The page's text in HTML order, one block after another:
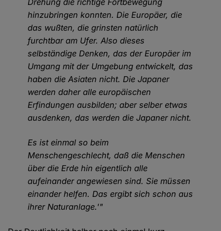
Drehung die richtige Fortbewegung
hinzubringen konnten. Die Europäer, die
das wußten, die grinsten natürlich
furchtbar am Ufer. Also dieses
selbständige Denken, das der Europäer im
Umgang mit der Umgebung entwickelt, das
haben die Asiaten nicht. Die Japaner
werden daher alle europäischen
Erfindungen ausbilden; aber selber etwas
ausdenken, das werden die Japaner nicht.
Es ist einmal so beim
Menschengeschlecht, daß die Menschen
über die Erde hin eigentlich alle
aufeinander angewiesen sind. Sie müssen
einander helfen. Das ergibt sich schon aus
ihrer Naturanlage.'"